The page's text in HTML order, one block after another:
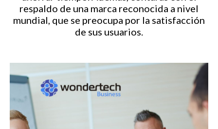
respaldo de una marca reconocida a nivel
mundial, que se preocupa por la satisfacción
de sus usuarios.